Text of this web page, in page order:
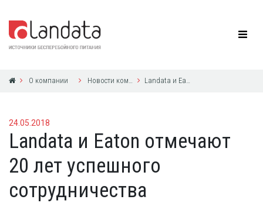
О компании Новости компании Landata и Eaton отмечают 20 лет успешного сотрудничества
24.05.2018
Landata и Eaton отмечают
20 лет успешного
сотрудничества